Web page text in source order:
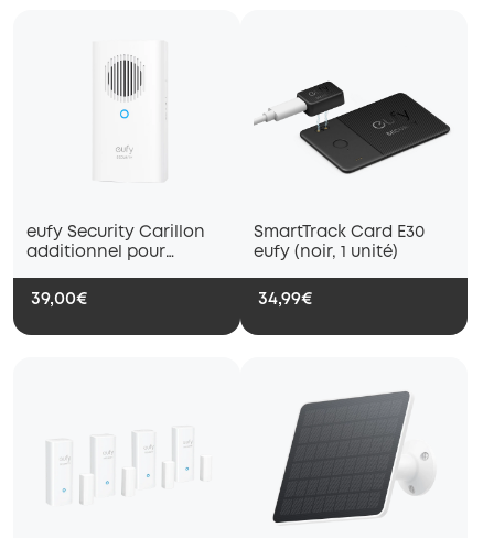
eufy Security Carillon
additionnel pour
(sonnette vidéo E340)
39,00€
SmartTrack Card E30
eufy (noir, 1 unité)
34,99€